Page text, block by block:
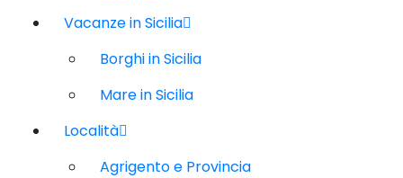
Vacanze in Sicilia
Borghi in Sicilia
Mare in Sicilia
Località
Agrigento e Provincia